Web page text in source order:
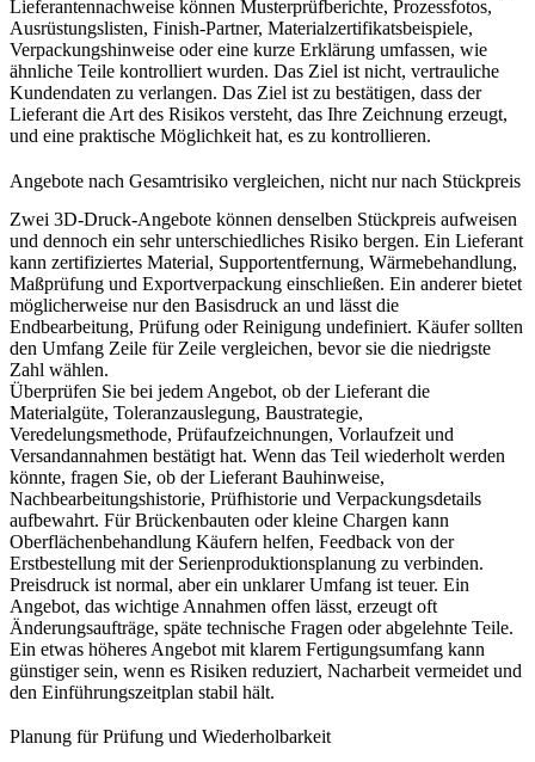
Lieferantennachweise können Musterprüfberichte, Prozessfotos,
Ausrüstungslisten, Finish-Partner, Materialzertifikatsbeispiele,
Verpackungshinweise oder eine kurze Erklärung umfassen, wie
ähnliche Teile kontrolliert wurden. Das Ziel ist nicht, vertrauliche
Kundendaten zu verlangen. Das Ziel ist zu bestätigen, dass der
Lieferant die Art des Risikos versteht, das Ihre Zeichnung erzeugt,
und eine praktische Möglichkeit hat, es zu kontrollieren.
Angebote nach Gesamtrisiko vergleichen, nicht nur nach Stückpreis
Zwei 3D-Druck-Angebote können denselben Stückpreis aufweisen
und dennoch ein sehr unterschiedliches Risiko bergen. Ein Lieferant
kann zertifiziertes Material, Supportentfernung, Wärmebehandlung,
Maßprüfung und Exportverpackung einschließen. Ein anderer bietet
möglicherweise nur den Basisdruck an und lässt die
Endbearbeitung, Prüfung oder Reinigung undefiniert. Käufer sollten
den Umfang Zeile für Zeile vergleichen, bevor sie die niedrigste
Zahl wählen.
Überprüfen Sie bei jedem Angebot, ob der Lieferant die
Materialgüte, Toleranzauslegung, Baustrategie,
Veredelungsmethode, Prüfaufzeichnungen, Vorlaufzeit und
Versandannahmen bestätigt hat. Wenn das Teil wiederholt werden
könnte, fragen Sie, ob der Lieferant Bauhinweise,
Nachbearbeitungshistorie, Prüfhistorie und Verpackungsdetails
aufbewahrt. Für Brückenbauten oder kleine Chargen kann
Oberflächenbehandlung Käufern helfen, Feedback von der
Erstbestellung mit der Serienproduktionsplanung zu verbinden.
Preisdruck ist normal, aber ein unklarer Umfang ist teuer. Ein
Angebot, das wichtige Annahmen offen lässt, erzeugt oft
Änderungsaufträge, späte technische Fragen oder abgelehnte Teile.
Ein etwas höheres Angebot mit klarem Fertigungsumfang kann
günstiger sein, wenn es Risiken reduziert, Nacharbeit vermeidet und
den Einführungszeitplan stabil hält.
Planung für Prüfung und Wiederholbarkeit